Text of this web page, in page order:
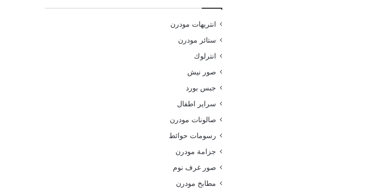
انتريهات مودرن
ستائر مودرن
انترلوك
صور نيش
جبس بورد
سراير اطفال
صالونات مودرن
رسومات حوائط
جزامة مودرن
صور غرف نوم
مطابخ مودرن